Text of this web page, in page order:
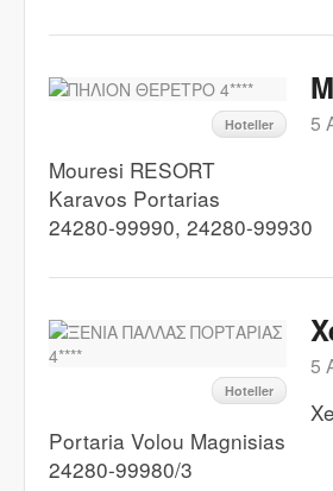
Hoteller 5
Mouresi RESORT
Karavos Portarias
24280-99990, 24280-99930
Hoteller
5
Portaria Volou Magnisias
24280-99980/3